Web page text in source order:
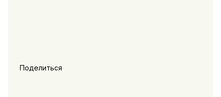
Поделиться